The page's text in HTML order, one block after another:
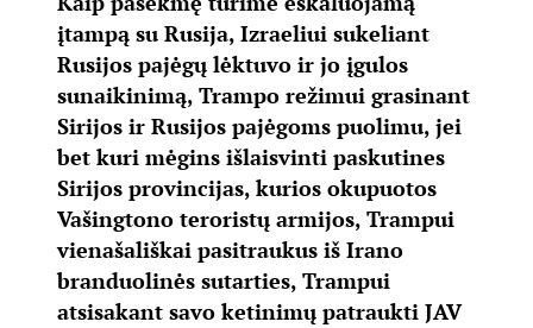
įtampą su Rusija, Izraeliui sukeliant
Rusijos pajėgų lėktuvo ir jo įgulos
sunaikinimą, Trampo režimui grasinant
Sirijos ir Rusijos pajėgoms puolimu, jei
bet kuri mėgins išlaisvinti paskutines
Sirijos provincijas, kurios okupuotos
Vašingtono teroristų armijos, Trampui
vienašališkai pasitraukus iš Irano
branduolinės sutarties, Trampui
atsisakant savo ketinimų patraukti JAV